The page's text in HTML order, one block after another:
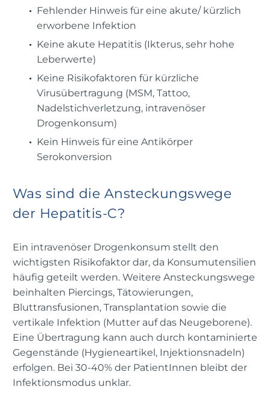
Fehlender Hinweis für eine akute/ kürzlich
erworbene Infektion
Keine akute Hepatitis (Ikterus, sehr hohe
Leberwerte)
Keine Risikofaktoren für kürzliche
Virusübertragung (MSM, Tattoo,
Nadelstichverletzung, intravenöser
Drogenkonsum)
Kein Hinweis für eine Antikörper
Serokonversion
Was sind die Ansteckungswege
der Hepatitis-C?
Ein intravenöser Drogenkonsum stellt den
wichtigsten Risikofaktor dar, da Konsumutensilien
häufig geteilt werden. Weitere Ansteckungswege
beinhalten Piercings, Tätowierungen,
Bluttransfusionen, Transplantation sowie die
vertikale Infektion (Mutter auf das Neugeborene).
Eine Übertragung kann auch durch kontaminierte
Gegenstände (Hygieneartikel, Injektionsnadeln)
erfolgen. Bei 30-40% der PatientInnen bleibt der
Infektionsmodus unklar.